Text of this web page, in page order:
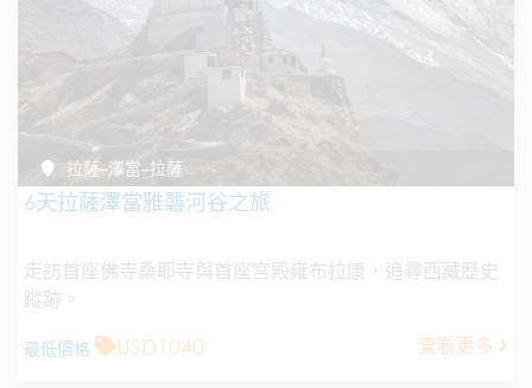
拉薩–澤當–拉薩
6天拉薩澤當雅礱河谷之旅
走訪首座佛寺桑耶寺與首座宮殿雍布拉康，追尋西藏歷史
蹤跡。
最低價格 USD1040 查看更多